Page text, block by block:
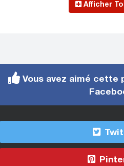
Afficher
Vous avez aimé cette